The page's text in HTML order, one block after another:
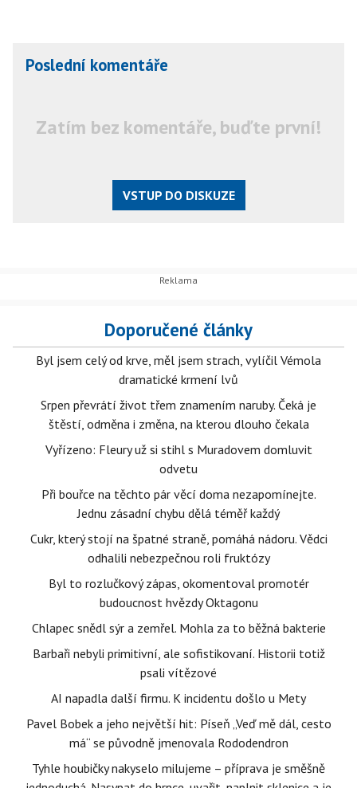
Poslední komentáře
Zatím bez komentáře, buďte první!
VSTUP DO DISKUZE
Doporučené články
Byl jsem celý od krve, měl jsem strach, vylíčil Vémola
dramatické krmení lvů
Srpen převrátí život třem znamením naruby. Čeká je
štěstí, odměna i změna, na kterou dlouho čekala
Vyřízeno: Fleury už si stihl s Muradovem domluvit
odvetu
Při bouřce na těchto pár věcí doma nezapomínejte.
Jednu zásadní chybu dělá téměř každý
Cukr, který stojí na špatné straně, pomáhá nádoru. Vědci
odhalili nebezpečnou roli fruktózy
Byl to rozlučkový zápas, okomentoval promotér
budoucnost hvězdy Oktagonu
Chlapec snědl sýr a zemřel. Mohla za to běžná bakterie
Barbaři nebyli primitivní, ale sofistikovaní. Historii totiž
psali vítězové
AI napadla další firmu. K incidentu došlo u Mety
Pavel Bobek a jeho největší hit: Píseň „Veď mě dál, cesto
má“ se původně jmenovala Rododendron
Tyhle houbičky nakyselo milujeme – příprava je směšně